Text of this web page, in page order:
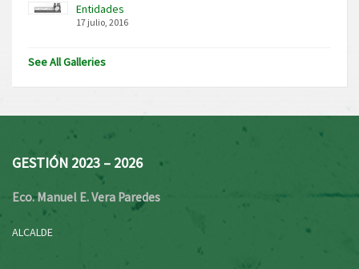
Entidades
17 julio, 2016
See All Galleries
GESTIÓN 2023 – 2026
Eco. Manuel E. Vera Paredes
ALCALDE